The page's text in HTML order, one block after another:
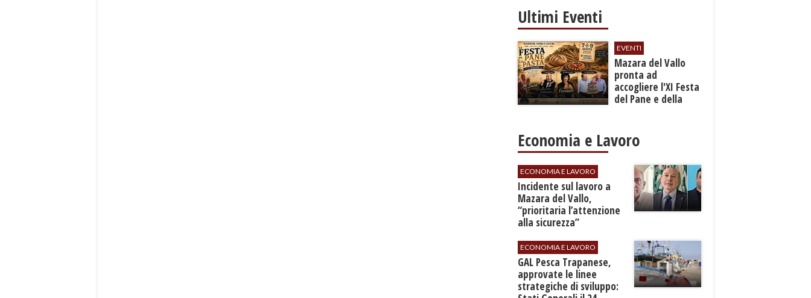
Ultimi Eventi
EVENTI
Mazara del Vallo
pronta ad
accogliere l'XI Festa
del Pane e della
Economia e Lavoro
ECONOMIA E LAVORO
​Incidente sul lavoro a
Mazara del Vallo,
“prioritaria l’attenzione
alla sicurezza”
ECONOMIA E LAVORO
GAL Pesca Trapanese,
approvate le linee
strategiche di sviluppo: